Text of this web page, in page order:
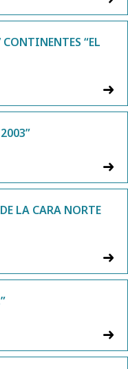
CONTINENTES “EL
LA CARA NORTE